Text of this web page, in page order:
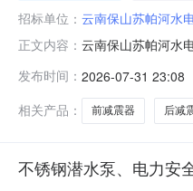
招标单位： 云南保山苏帕河水
正文内容： 云南保山苏帕河水
修项目单位容量数
112拉杆内球头只1
发布时间： 2026-07-31 23:08
相关产品：
前减震器 后减
不锈钢潜水泵、电力安